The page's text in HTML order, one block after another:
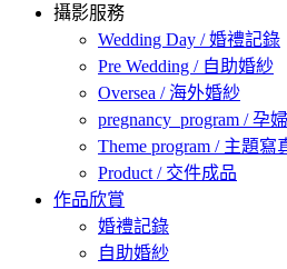
攝影服務
Wedding Day / 婚禮記錄
Pre Wedding / 自助婚紗
Oversea / 海外婚紗
pregnancy_program / 孕
Theme program / 主題寫
Product / 交件成品
作品欣賞
婚禮記錄
自助婚紗